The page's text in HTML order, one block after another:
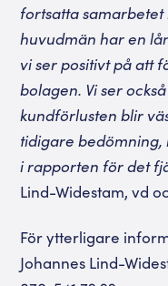
fortsatta
huvudmän har en
vi ser positivt på att
bolagen. Vi ser
kundförlusten blir
tidigare bedömning,
i rapporten för det
Lind-Widestam, vd
För ytterligare
Johannes Lind-